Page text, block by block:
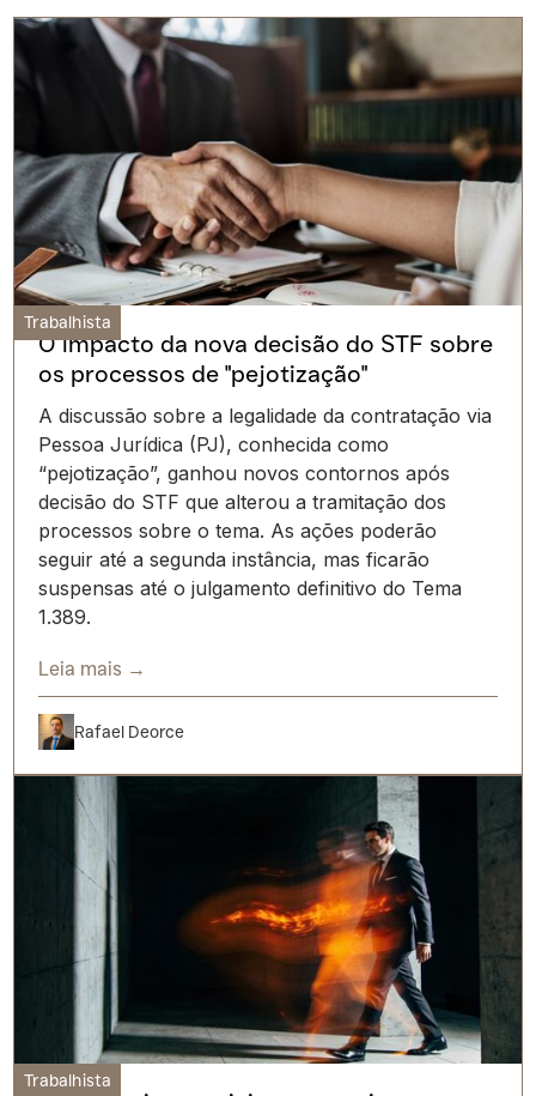
Trabalhista
O impacto da nova decisão do STF sobre
os processos de "pejotização"
A discussão sobre a legalidade da contratação via
Pessoa Jurídica (PJ), conhecida como
“pejotização”, ganhou novos contornos após
decisão do STF que alterou a tramitação dos
processos sobre o tema. As ações poderão
seguir até a segunda instância, mas ficarão
suspensas até o julgamento definitivo do Tema
1.389.
Leia mais →
Rafael Deorce
Trabalhista